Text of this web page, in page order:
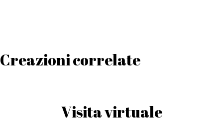
Creazioni correlate
Visita virtuale